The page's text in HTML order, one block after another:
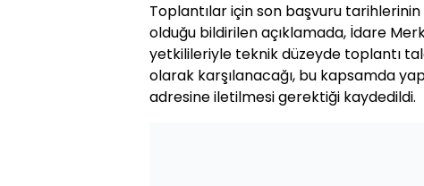
Toplantılar için son başvuru tarihlerinin
olduğu bildirilen açıklamada, İdare
yetkilileriyle teknik düzeyde toplantı
olarak karşılanacağı, bu kapsamda
adresine iletilmesi gerektiği kaydedildi.